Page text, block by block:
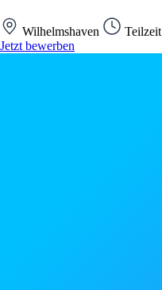
Wilhelmshaven Teilzeit
Jetzt bewerben